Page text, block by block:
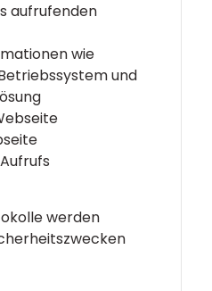
aufrufenden
wie
und
werden